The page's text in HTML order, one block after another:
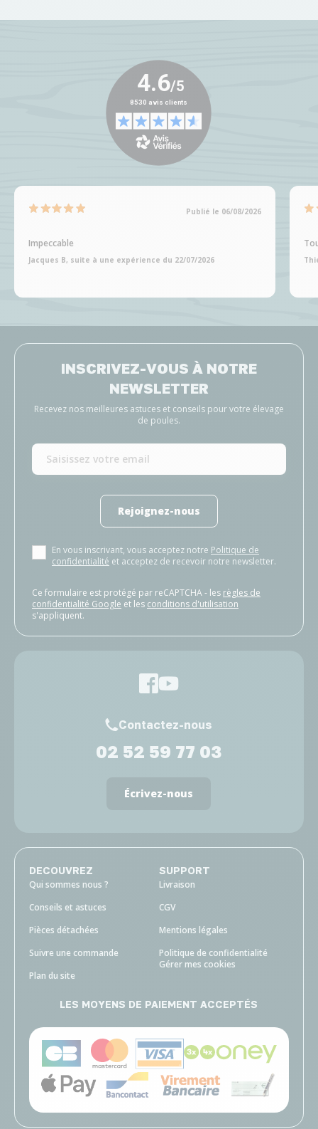
Publié le 06/08/2026
Impeccable
Jacques B, suite à une expérience du 22/07/2026
INSCRIVEZ-VOUS À NOTRE
NEWSLETTER
Recevez nos meilleures astuces et conseils pour votre élevage
de poules.
Rejoignez-nous
En vous inscrivant, vous acceptez notre Politique de
confidentialité et acceptez de recevoir notre newsletter.
Ce formulaire est protégé par reCAPTCHA - les règles de
confidentialité Google et les conditions d'utilisation
s'appliquent.
Contactez-nous
02 52 59 77 03
Écrivez-nous
DECOUVREZ
Qui sommes nous ?
Conseils et astuces
Pièces détachées
Suivre une commande
Plan du site
SUPPORT
Livraison
CGV
Mentions légales
Politique de confidentialité
Gérer mes cookies
LES MOYENS DE PAIEMENT ACCEPTÉS